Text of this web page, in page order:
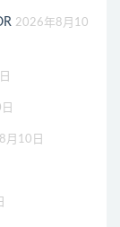
2026年8月10
月10日